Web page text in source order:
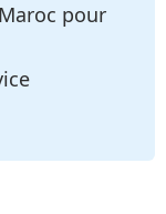
pour